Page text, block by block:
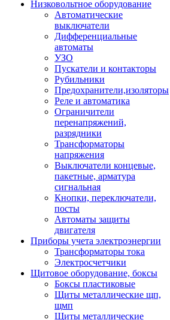
Низковольтное оборудование
Автоматические
выключатели
Дифференциальные
автоматы
УЗО
Пускатели и контакторы
Рубильники
Предохранители,изоляторы
Реле и автоматика
Ограничители
перенапряжений,
разрядники
Трансформаторы
напряжения
Выключатели концевые,
пакетные, арматура
сигнальная
Кнопки, переключатели,
посты
Автоматы защиты
двигателя
Приборы учета электроэнергии
Трансформаторы тока
Электросчетчики
Щитовое оборудование, боксы
Боксы пластиковые
Щиты металлические щп,
щмп
Щиты металлические